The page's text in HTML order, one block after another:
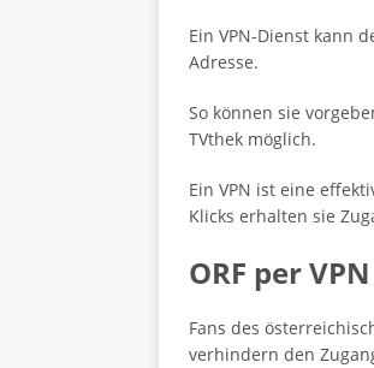
Ein VPN-Dienst kann
Adresse.
So können sie
TVthek möglich.
Ein VPN ist eine
Klicks erhalten sie
ORF per
Fans des
verhindern den